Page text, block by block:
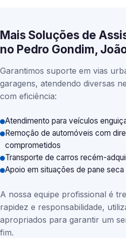
Mais Soluções de
no Pedro Gondim,
Garantimos suporte em vias
garagens, atendendo diversas
com eficiência:
Atendimento para veículos
Remoção de automóveis com
comprometidos
Transporte de carros recém-
Apoio em situações de pane seca
A nossa equipe profissional é
rapidez e responsabilidade,
apropriados para garantir um
fim.